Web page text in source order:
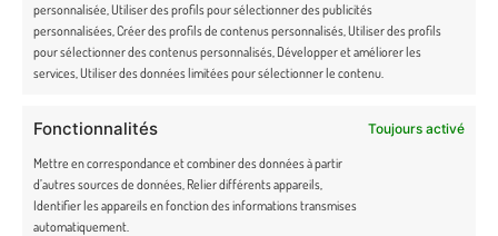
personnalisée, Utiliser des profils pour sélectionner des publicités
personnalisées, Créer des profils de contenus personnalisés, Utiliser des profils
pour sélectionner des contenus personnalisés, Développer et améliorer les
services, Utiliser des données limitées pour sélectionner le contenu.
Fonctionnalités Toujours activé
Mettre en correspondance et combiner des données à partir
d’autres sources de données, Relier différents appareils,
Identifier les appareils en fonction des informations transmises
automatiquement.
NEWSLETTER
Rejoignez la famille Truffe & Moustache et bénéficiez d’un code promo
exclusif ! Soyez les premiers à découvrir toutes nos actualités en avant-
En cochant cette case, j’accepte de recevoir la newsletter du site
de Truffe & Moustache.